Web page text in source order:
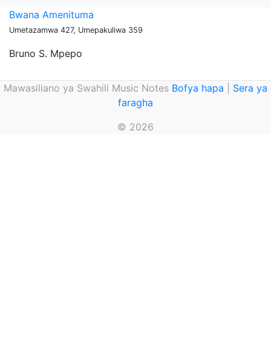
Bwana Amenituma
Umetazamwa 427, Umepakuliwa 359
Bruno S. Mpepo
Mawasiliano ya Swahili Music Notes Bofya hapa
Sera ya
faragha
© 2026